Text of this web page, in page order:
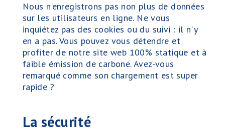
Nous n'enregistrons pas non plus de données
sur les utilisateurs en ligne. Ne vous
inquiétez pas des cookies ou du suivi : il n'y
en a pas. Vous pouvez vous détendre et
profiter de notre site web 100% statique et à
faible émission de carbone. Avez-vous
remarqué comme son chargement est super
rapide ?
La sécurité